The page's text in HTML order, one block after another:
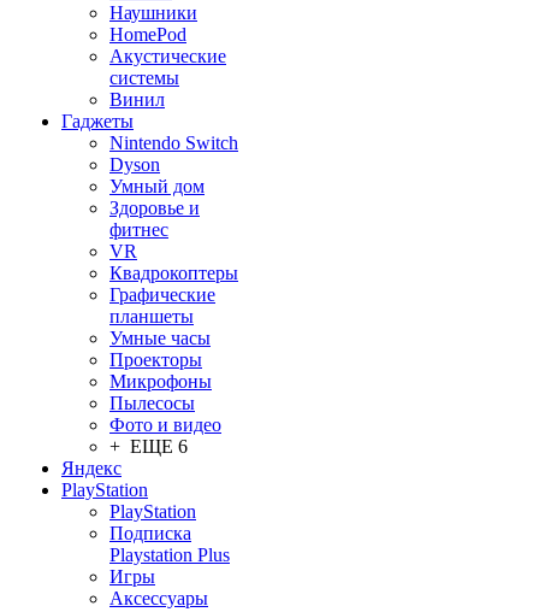
Наушники
HomePod
Акустические
системы
Винил
Гаджеты
Nintendo Switch
Dyson
Умный дом
Здоровье и
фитнес
VR
Квадрокоптеры
Графические
планшеты
Умные часы
Проекторы
Микрофоны
Пылесосы
Фото и видео
+ ЕЩЕ 6
Яндекс
PlayStation
PlayStation
Подписка
Playstation Plus
Игры
Аксессуары